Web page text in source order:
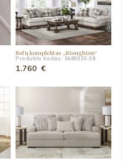
Sofų komplektas „Stoughton“
Produkto kodas: 5680335-38
1.760 €